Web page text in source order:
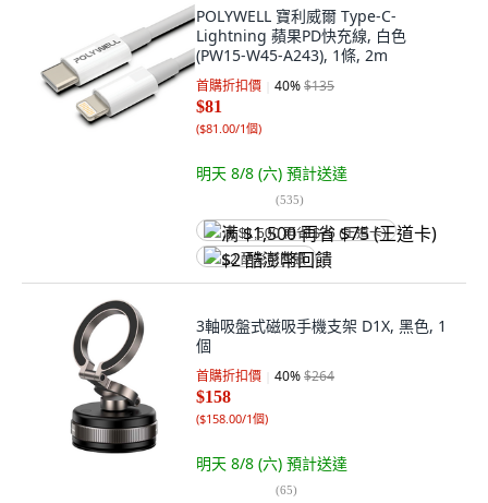
POLYWELL 寶利威爾 Type-C-
Lightning 蘋果PD快充線, 白色
(PW15-W45-A243), 1條, 2m
首購折扣價 40%$135
$81
($81.00/1個)
明天 8/8 (六) 預計送達
(535)
满 $1,500 再省 $75 (王道卡)
$2 酷澎幣回饋
3軸吸盤式磁吸手機支架 D1X, 黑色, 1
個
首購折扣價 40%$264
$158
($158.00/1個)
明天 8/8 (六) 預計送達
(65)